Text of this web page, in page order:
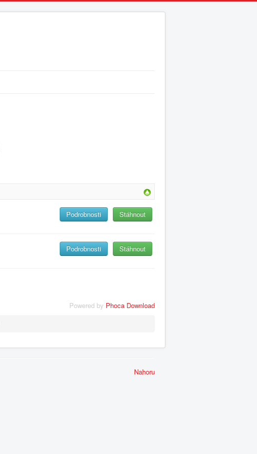
Stáhnout
Podrobnosti
Stáhnout
Podrobnosti
Powered by Phoca Download
Nahoru